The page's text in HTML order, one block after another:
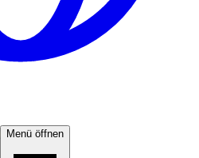
Menü öffnen